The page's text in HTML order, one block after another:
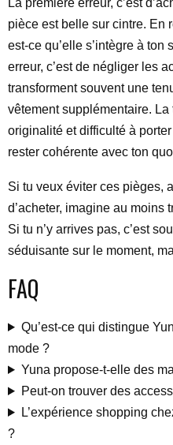
La première erreur, c’est
pièce est belle sur cintre. En
est-ce qu’elle s’intègre à
erreur, c’est de négliger les
transforment souvent une
vêtement supplémentaire. La
originalité et difficulté à
rester cohérente avec ton
Si tu veux éviter ces pièges,
d’acheter, imagine au moins
Si tu n’y arrives pas, c’est
séduisante sur le moment,
FAQ
Qu’est-ce qui distingue
mode ?
Yuna propose-t-elle des
Peut-on trouver des
L’expérience shopping
?